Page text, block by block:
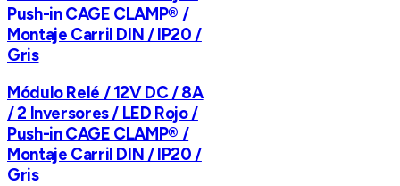
Push-in CAGE CLAMP® /
Montaje Carril DIN / IP20 /
Gris
Módulo Relé / 12V DC / 8A
/ 2 Inversores / LED Rojo /
Push-in CAGE CLAMP® /
Montaje Carril DIN / IP20 /
Gris